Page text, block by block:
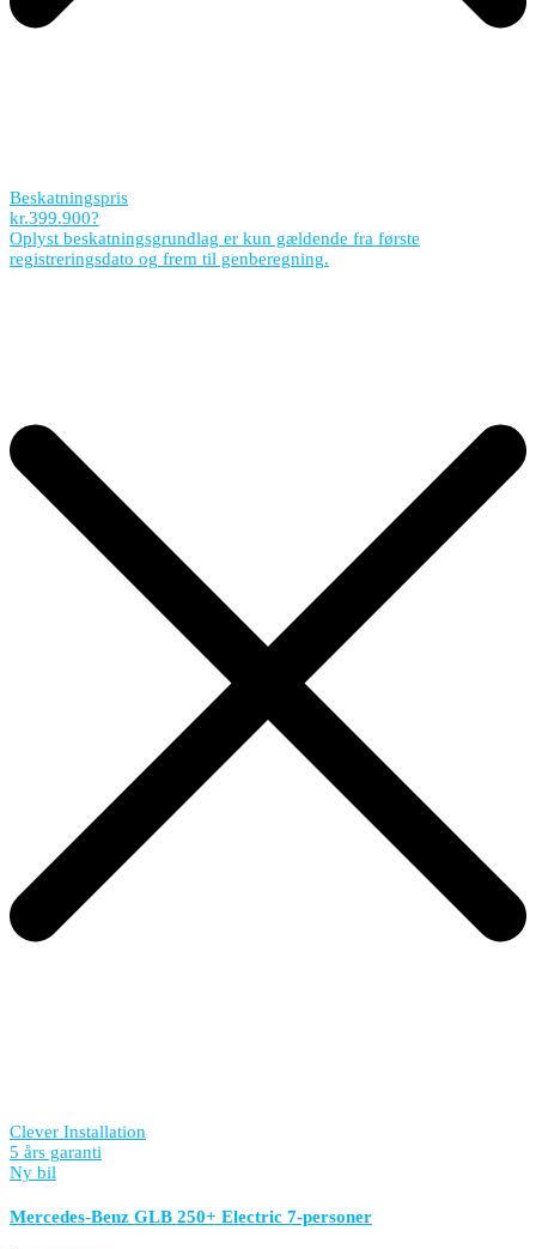
Beskatningspris
kr.399.900?
Oplyst beskatningsgrundlag er kun gældende fra første
registreringsdato og frem til genberegning.
Clever Installation
5 års garanti
Ny bil
Mercedes-Benz GLB 250+ Electric 7-personer